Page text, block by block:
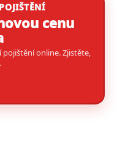
cenu
online. Zjistěte,